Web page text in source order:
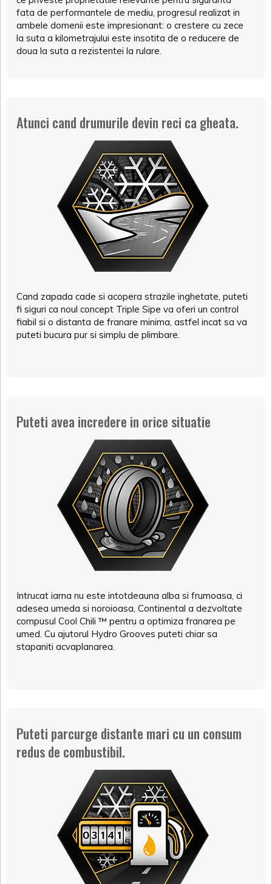
fata de performantele de mediu, progresul realizat in
ambele domenii este impresionant: o crestere cu zece
la suta a kilometrajului este insotita de o reducere de
doua la suta a rezistentei la rulare.
Atunci cand drumurile devin reci ca gheata.
Cand zapada cade si acopera strazile inghetate, puteti
fi siguri ca noul concept Triple Sipe va oferi un control
fiabil si o distanta de franare minima, astfel incat sa va
puteti bucura pur si simplu de plimbare.
Puteti avea incredere in orice situatie
Intrucat iarna nu este intotdeauna alba si frumoasa, ci
adesea umeda si noroioasa, Continental a dezvoltate
compusul Cool Chili ™ pentru a optimiza franarea pe
umed. Cu ajutorul Hydro Grooves puteti chiar sa
stapaniti acvaplanarea.
Puteti parcurge distante mari cu un consum
redus de combustibil.